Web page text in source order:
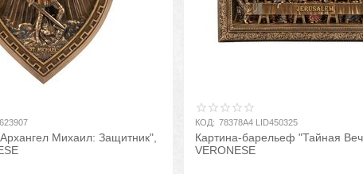
Михаил: Защитник",
КОД: 78378A4 LID450325
Картина-барельеф "Тайная
VERONESE